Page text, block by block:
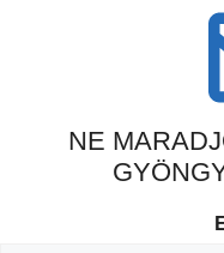
NE